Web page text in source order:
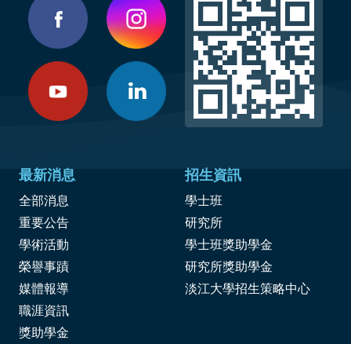
最新消息
全部消息
重要公告
學術活動
榮譽事蹟
媒體報導
職涯資訊
獎助學金
招生資訊
學士班
研究所
學士班獎助學金
研究所獎助學金
淡江大學招生策略中心